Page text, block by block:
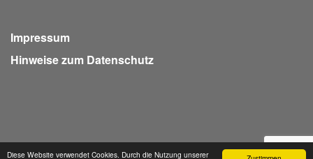
Diese Website verwendet Cookies. Durch die Nutzung unserer
Impressum
Hinweise zum Datenschutz